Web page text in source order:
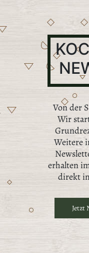
Von der
Wir
Weitere
erhalten
direkt
Jetzt